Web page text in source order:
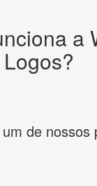
a
Logos?
de nossos